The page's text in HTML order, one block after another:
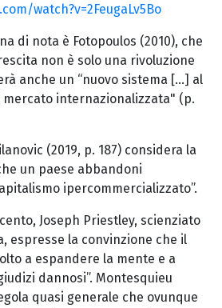
watch?v=2FeugaLv5Bo
di nota è Fotopoulos (2010), che
non è solo una rivoluzione
anche un “nuovo sistema [...] al
mercato internazionalizzata" (p.
(2019, p. 187) considera la
un paese abbandoni
ipercommercializzato”.
Joseph Priestley, scienziato
espresse la convinzione che il
a espandere la mente e a
dannosi”. Montesquieu
quasi generale che ovunque